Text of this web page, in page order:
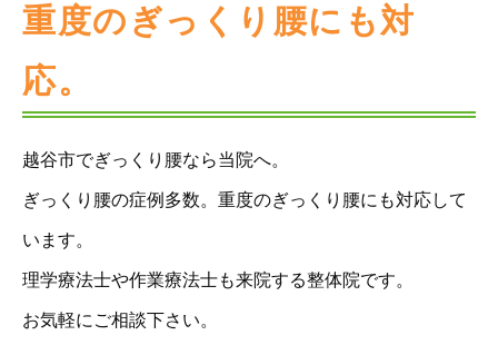
重度のぎっくり腰にも対
応。
越谷市でぎっくり腰なら当院へ。
ぎっくり腰の症例多数。重度のぎっくり腰にも対応して
います。
理学療法士や作業療法士も来院する整体院です。
お気軽にご相談下さい。